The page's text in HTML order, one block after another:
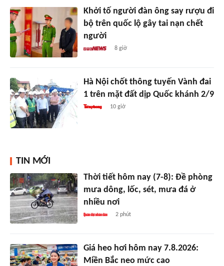
Khởi tố người đàn ông say rượu đi
bộ trên quốc lộ gây tai nạn chết
người
8 giờ
Hà Nội chốt thông tuyến Vành đai
1 trên mặt đất dịp Quốc khánh 2/9
10 giờ
TIN MỚI
Thời tiết hôm nay (7-8): Đề phòng
mưa dông, lốc, sét, mưa đá ở
nhiều nơi
2 phút
Giá heo hơi hôm nay 7.8.2026:
Miền Bắc neo mức cao